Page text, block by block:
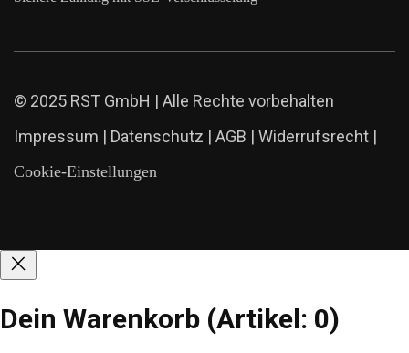
© 2025 RST GmbH | Alle Rechte vorbehalten
Impressum | Datenschutz | AGB | Widerrufsrecht |
Cookie-Einstellungen
Dein Warenkorb (Artikel: 0)